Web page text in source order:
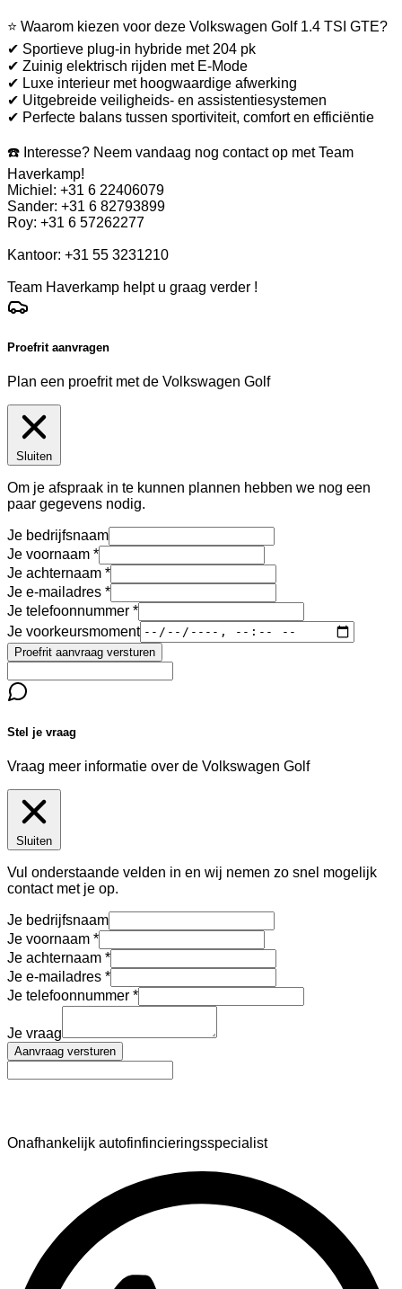
⭐ Waarom kiezen voor deze Volkswagen Golf 1.4 TSI GTE?
✔ Sportieve plug-in hybride met 204 pk
✔ Zuinig elektrisch rijden met E-Mode
✔ Luxe interieur met hoogwaardige afwerking
✔ Uitgebreide veiligheids- en assistentiesystemen
✔ Perfecte balans tussen sportiviteit, comfort en efficiëntie
☎️ Interesse? Neem vandaag nog contact op met Team
Haverkamp!
Michiel: +31 6 22406079
Sander: +31 6 82793899
Roy: +31 6 57262277
Kantoor: +31 55 3231210
Team Haverkamp helpt u graag verder !
Proefrit aanvragen
Plan een proefrit met de Volkswagen Golf
Sluiten
Om je afspraak in te kunnen plannen hebben we nog een
paar gegevens nodig.
Je bedrijfsnaam
Je voornaam
Je achternaam
Je e-mailadres
Je telefoonnummer
Je voorkeursmoment
Proefrit aanvraag versturen
Stel je vraag
Vraag meer informatie over de Volkswagen Golf
Sluiten
Vul onderstaande velden in en wij nemen zo snel mogelijk
contact met je op.
Je bedrijfsnaam
Je voornaam
Je achternaam
Je e-mailadres
Je telefoonnummer
Je vraag
Aanvraag versturen
Onafhankelijk autofinfincieringsspecialist